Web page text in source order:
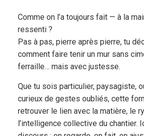
Comme on l’a toujours fait — à la
ressenti ?
Pas à pas, pierre après pierre, tu
comment faire tenir un mur sans
ferraille… mais avec justesse.
Que tu sois particulier, paysagiste,
curieux de gestes oubliés, cette
retrouver le lien avec la matière, le
l’intelligence collective du chantier.